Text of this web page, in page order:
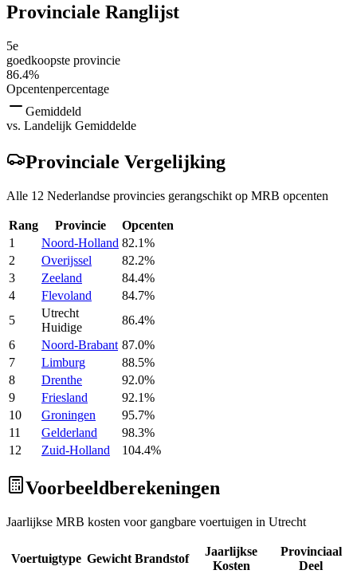
Provinciale Ranglijst
5e
goedkoopste provincie
86.4%
Opcentenpercentage
Gemiddeld
vs. Landelijk Gemiddelde
Provinciale Vergelijking
Alle 12 Nederlandse provincies gerangschikt op MRB opcenten
Rang Provincie
Opcenten
1
Noord-Holland 82.1%
2
Overijssel 82.2%
3
Zeeland 84.4%
4
Flevoland 84.7%
5
Utrecht
Huidige
86.4%
6
Noord-Brabant 87.0%
7
Limburg 88.5%
8
Drenthe 92.0%
9
Friesland 92.1%
10
Groningen 95.7%
11
Gelderland 98.3%
12
Zuid-Holland 104.4%
Voorbeeldberekeningen
Jaarlijkse MRB kosten voor gangbare voertuigen in Utrecht
Voertuigtype Gewicht Brandstof
Jaarlijkse
Kosten
Provinciaal
Deel